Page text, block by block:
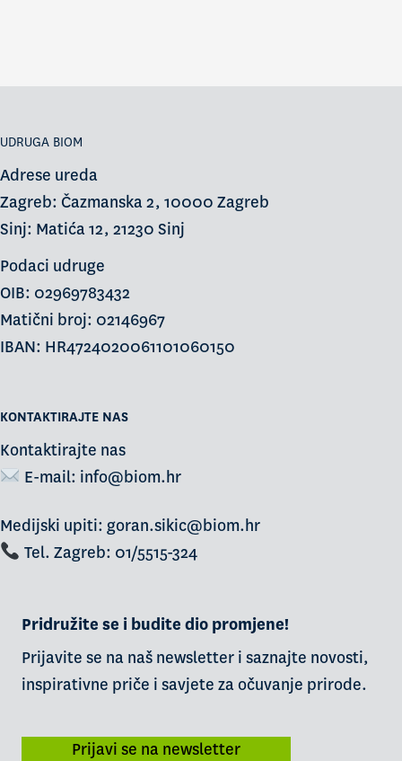
UDRUGA BIOM
Adrese ureda
Zagreb: Čazmanska 2, 10000 Zagreb
Sinj: Matića 12, 21230 Sinj
Podaci udruge
OIB: 02969783432
Matični broj: 02146967
IBAN: HR4724020061101060150
KONTAKTIRAJTE NAS
Kontaktirajte nas
E-mail: info@biom.hr
Medijski upiti: goran.sikic@biom.hr
Tel. Zagreb: 01/5515-324
Pridružite se i budite dio promjene!
Prijavite se na naš newsletter i saznajte novosti,
inspirativne priče i savjete za očuvanje prirode.
Prijavi se na newsletter